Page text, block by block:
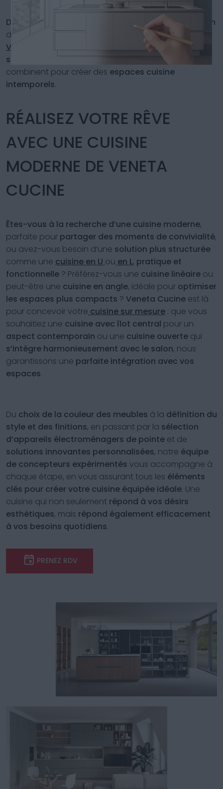
Découvrez par vous-même la qualité et l’innovation
de nos
cuisines modernes en visitant unrevendeur
Veneta Cucine.Laissez-vous inspirer par nos
solutions
, oùdesign,technologie praticité
combinent pour créer des espaces cuisine
intemporels.
RÉALISEZ VOTRE RÊVE
AVEC UNE CUISINE
MODERNE DE VENETA
CUCINE
Êtes-vous à la recherche d’une cuisine moderne,
parfaite pour partager des moments de convivialité,
ou avez-vous besoin d’une solution plus structurée
comme une cuisine en U ou en L, pratique et
fonctionnelle ? Préférez-vous une cuisine linéaire ou
peut-être une cuisine en angle, idéale pour optimiser
les espaces plus compacts ? Veneta Cucine est là
pour concevoir votre cuisine sur mesure : que vous
souhaitiez une cuisine avec îlot central pour un
aspect contemporain ou une cuisine ouverte qui
s’intègre harmonieusement avec le salon, nous
garantissons une parfaite intégration avec vos
espaces.
Du choix de la couleur des meubles à la définition du
style et des finitions, en passant par la sélection
d’appareils électroménagers de pointe et de
solutions innovantes personnalisées, notre équipe
de concepteurs expérimentés vous accompagne à
chaque étape, en vous assurant tous les éléments
clés pour créer votre cuisine équipée idéale. Une
cuisine qui non seulement répond à vos désirs
esthétiques, mais répond également efficacement
à vos besoins quotidiens.
PRENEZ RDV